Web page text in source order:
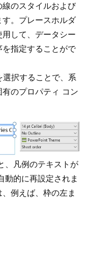
のスタイルおよび
。プレースホルダ
して、データシー
を指定することがで
選択することで、系
のプロパティ コン
、凡例のテキストが
動的に再設定されま
例えば、枠の左ま